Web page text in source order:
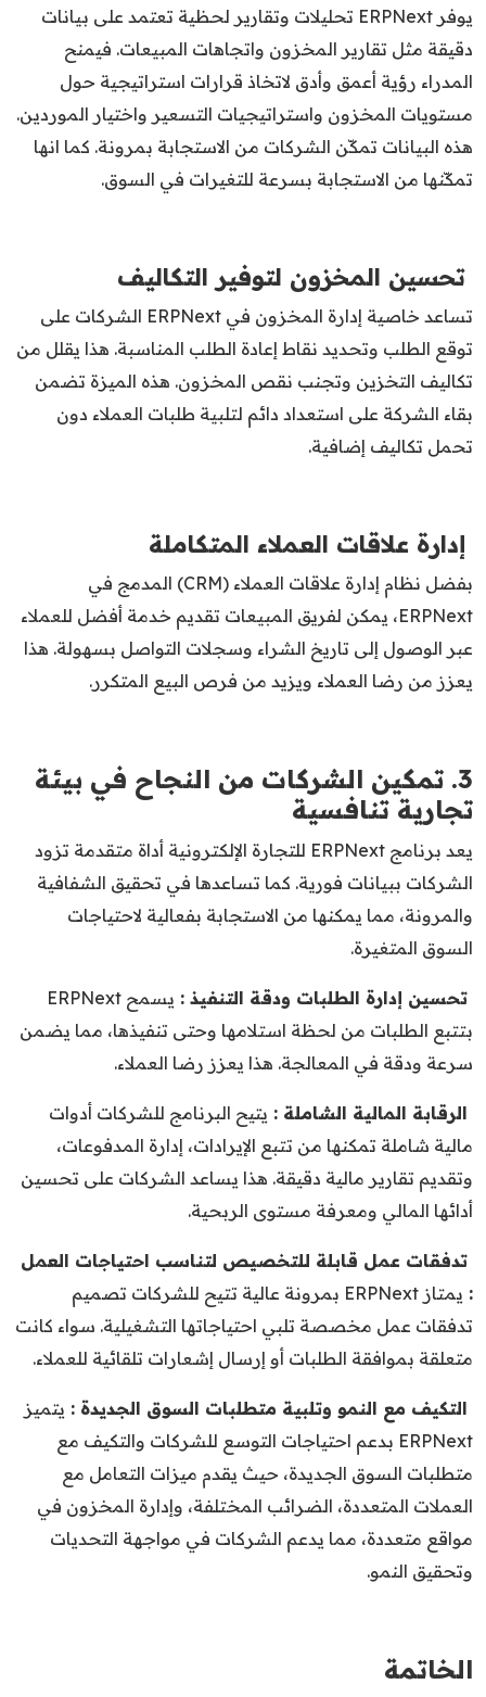
يوفر ERPNext تحليلات وتقارير لحظية تعتمد على بيانات
دقيقة مثل تقارير المخزون واتجاهات المبيعات. فيمنح
المدراء رؤية أعمق وأدق لاتخاذ قرارات استراتيجية حول
مستويات المخزون واستراتيجيات التسعير واختيار الموردين.
هذه البيانات تمكّن الشركات من الاستجابة بمرونة. كما انها
تمكّنها من الاستجابة بسرعة للتغيرات في السوق.
تحسين المخزون لتوفير التكاليف
تساعد خاصية إدارة المخزون في ERPNext الشركات على
توقع الطلب وتحديد نقاط إعادة الطلب المناسبة. هذا يقلل من
تكاليف التخزين وتجنب نقص المخزون. هذه الميزة تضمن
بقاء الشركة على استعداد دائم لتلبية طلبات العملاء دون
تحمل تكاليف إضافية.
إدارة علاقات العملاء المتكاملة
بفضل نظام إدارة علاقات العملاء (CRM) المدمج في
ERPNext، يمكن لفريق المبيعات تقديم خدمة أفضل للعملاء
عبر الوصول إلى تاريخ الشراء وسجلات التواصل بسهولة. هذا
يعزز من رضا العملاء ويزيد من فرص البيع المتكرر.
3. تمكين الشركات من النجاح في بيئة
تجارية تنافسية
يعد برنامج ERPNext للتجارة الإلكترونية أداة متقدمة تزود
الشركات ببيانات فورية. كما تساعدها في تحقيق الشفافية
والمرونة، مما يمكنها من الاستجابة بفعالية لاحتياجات
السوق المتغيرة.
تحسين إدارة الطلبات ودقة التنفيذ :
يسمح ERPNext
بتتبع الطلبات من لحظة استلامها وحتى تنفيذها، مما يضمن
سرعة ودقة في المعالجة. هذا يعزز رضا العملاء.
الرقابة المالية الشاملة : يتيح البرنامج للشركات أدوات
مالية شاملة تمكنها من تتبع الإيرادات، إدارة المدفوعات،
وتقديم تقارير مالية دقيقة. هذا يساعد الشركات على تحسين
أدائها المالي ومعرفة مستوى الربحية.
تدفقات عمل قابلة للتخصيص لتناسب احتياجات العمل
:
يمتاز ERPNext بمرونة عالية تتيح للشركات تصميم
تدفقات عمل مخصصة تلبي احتياجاتها التشغيلية. سواء كانت
متعلقة بموافقة الطلبات أو إرسال إشعارات تلقائية للعملاء.
التكيف مع النمو وتلبية متطلبات السوق الجديدة : يتميز
ERPNext بدعم احتياجات التوسع للشركات والتكيف مع
متطلبات السوق الجديدة، حيث يقدم ميزات التعامل مع
العملات المتعددة، الضرائب المختلفة، وإدارة المخزون في
مواقع متعددة، مما يدعم الشركات في مواجهة التحديات
وتحقيق النمو.
الخاتمة